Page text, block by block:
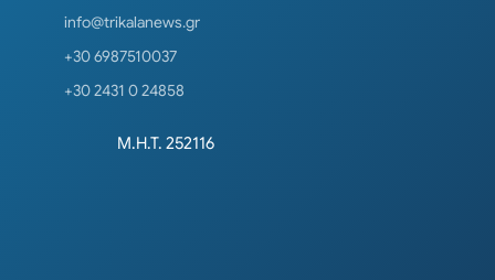
info@trikalanews.gr
+30 6987510037
+30 2431 0 24858
Μ.Η.Τ. 252116